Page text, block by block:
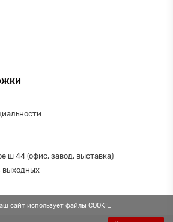
сайт использует файлы COOKIE
ш 44 (офис, завод, выставка)
выходных